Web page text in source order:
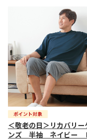
＜敬老の日＞リカバリー
ンズ 半袖 ネイビー